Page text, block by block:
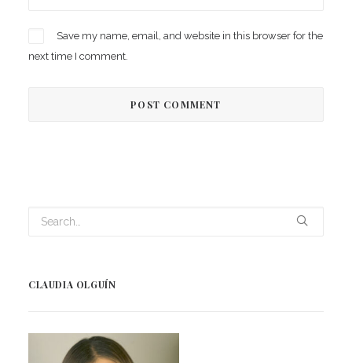
Save my name, email, and website in this browser for the
next time I comment.
CLAUDIA OLGUÍN